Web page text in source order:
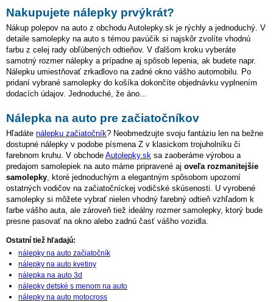
Nakupujete nálepky prvýkrát?
Nákup polepov na auto z obchodu Autolepky.sk je rýchly a jednoduchý. V
detaile samolepky na auto s témou pavúčik si najskôr zvolíte vhodnú
farbu z celej rady obľúbených odtieňov. V ďalšom kroku vyberáte
samotný rozmer nálepky a prípadne aj spôsob lepenia, ak budete napr.
Nálepku umiestňovať zrkadlovo na zadné okno vášho automobilu. Po
pridaní vybrané samolepky do košíka dokončíte objednávku vyplnením
dodacích údajov. Jednoduché, že áno...
Nálepka na auto pre začiatočníkov
Hľadáte nálepku začiatočník? Neobmedzujte svoju fantáziu len na bežne
dostupné nálepky v podobe písmena Z v klasickom trojuholníku či
farebnom kruhu. V obchode Autolepky.sk sa zaoberáme výrobou a
predajom samolepiek na auto máme pripravené aj oveľa rozmanitejšie
samolepky , ktoré jednoduchým a elegantným spôsobom upozorní
ostatných vodičov na začiatočníckej vodičské skúsenosti. U vyrobené
samolepky si môžete vybrať nielen vhodný farebný odtieň vzhľadom k
farbe vášho auta, ale zároveň tiež ideálny rozmer samolepky, ktorý bude
presne pasovať na okno alebo zadnú časť vášho vozidla.
Ostatní tiež hľadajú:
nálepky na auto začiatočník
nálepky na auto kvetiny
nálepka na auto 3d
nálepky detské s menom na auto
nálepky na auto motocross